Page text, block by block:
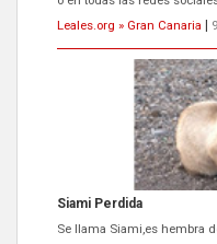
Leales.org » Gran Canaria
ADOPCIÓN URGENTE
El ayuntamiento se va a